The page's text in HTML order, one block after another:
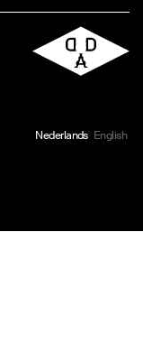
Nederlands English